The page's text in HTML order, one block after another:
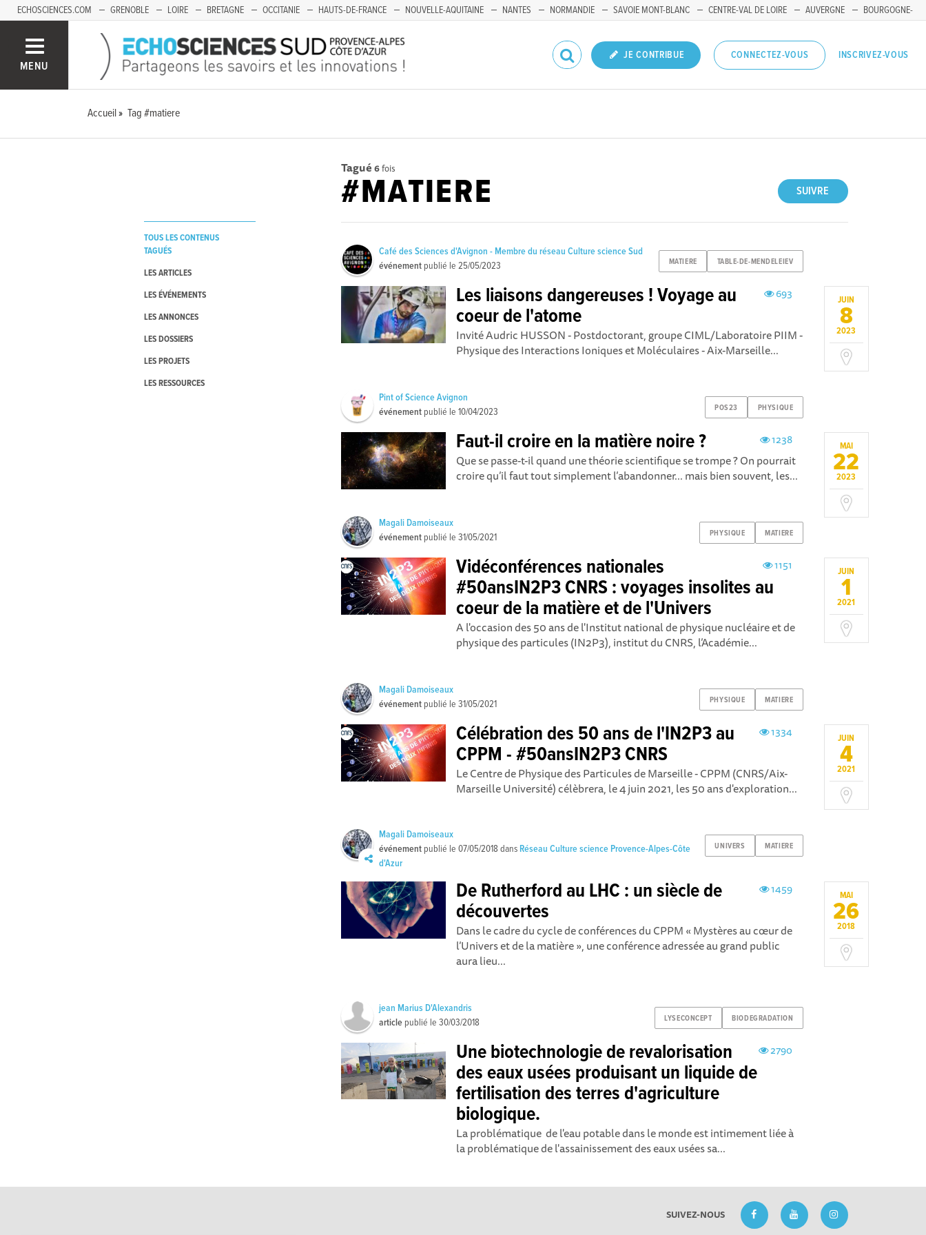
ECHOSCIENCES.COM GRENOBLE LOIRE BRETAGNE OCCITANIE HAUTS-DE-FRANCE NOUVELLE-AQUITAINE NANTES NORMANDIE SAVOIE MONT-BLANC CENTRE-VAL DE LOIRE AUVERGNE
BOURGOGNE-
MENU
JE CONTRIBUE CONNECTEZ-VOUS INSCRIVEZ-VOUS
Accueil Tag #matiere
TOUS LES CONTENUS
TAGUÉS
LES ARTICLES
LES ÉVÉNEMENTS
LES ANNONCES
LES DOSSIERS
LES PROJETS
LES RESSOURCES
Tagué 6fois
SUIVRE
#MATIERE
MATIERE TABLE-DE-MENDELEIEV
Café des Sciences d'Avignon - Membre du réseau Culture science Sud
événement publié le25/05/2023
JUIN
8
2023
693
Les liaisons dangereuses ! Voyage au
coeur de l'atome
Invité Audric HUSSON - Postdoctorant, groupe CIML/Laboratoire PIIM -
Physique des Interactions Ioniques et Moléculaires - Aix-Marseille...
POS23 PHYSIQUE
Pint of Science Avignon
événement publié le10/04/2023
MAI
22
2023
1238
Faut-il croire en la matière noire ?
Que se passe-t-il quand une théorie scientifique se trompe ? On pourrait
croire qu’il faut tout simplement l’abandonner... mais bien souvent, les...
PHYSIQUE MATIERE
Magali Damoiseaux
événement publié le31/05/2021
JUIN
1
2021
1151
Vidéconférences nationales
#50ansIN2P3 CNRS : voyages insolites au
coeur de la matière et de l'Univers
A l'occasion des 50 ans de l'Institut national de physique nucléaire et de
physique des particules (IN2P3), institut du CNRS, l’Académie...
PHYSIQUE MATIERE
Magali Damoiseaux
événement publié le31/05/2021
JUIN
4
2021
1334
Célébration des 50 ans de l'IN2P3 au
CPPM - #50ansIN2P3 CNRS
Le Centre de Physique des Particules de Marseille - CPPM (CNRS/Aix-
Marseille Université) célèbrera, le 4 juin 2021, les 50 ans d'exploration...
UNIVERS MATIERE
Magali Damoiseaux
événement publié le07/05/2018 dans Réseau Culture science Provence-Alpes-Côte
d'Azur
MAI
26
2018
1459
De Rutherford au LHC : un siècle de
découvertes
Dans le cadre du cycle de conférences du CPPM « Mystères au cœur de
l’Univers et de la matière », une conférence adressée au grand public
aura lieu...
LYSECONCEPT BIODEGRADATION
jean Marius D'Alexandris
article publié le30/03/2018
2790
Une biotechnologie de revalorisation
des eaux usées produisant un liquide de
fertilisation des terres d'agriculture
biologique.
La problématique de l'eau potable dans le monde est intimement liée à
la problématique de l'assainissement des eaux usées sa...
SUIVEZ-NOUS